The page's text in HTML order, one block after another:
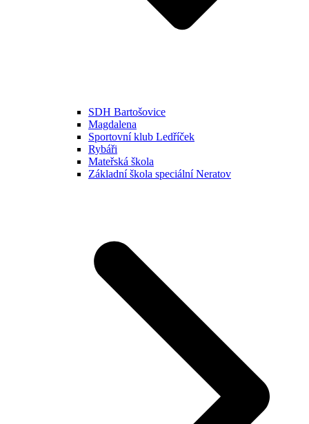
SDH Bartošovice
Magdalena
Sportovní klub Ledříček
Rybáři
Mateřská škola
Základní škola speciální Neratov